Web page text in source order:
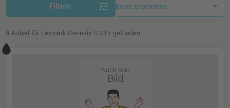
Filtern tune
4 Artikel für Lexmark Genesis S 815 gefunden